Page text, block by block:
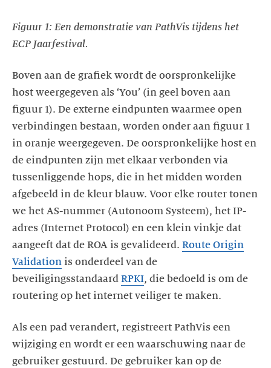
Figuur 1: Een demonstratie van PathVis tijdens het
ECP Jaarfestival.
Boven aan de grafiek wordt de oorspronkelijke
host weergegeven als ‘You’ (in geel boven aan
figuur 1). De externe eindpunten waarmee open
verbindingen bestaan, worden onder aan figuur 1
in oranje weergegeven. De oorspronkelijke host en
de eindpunten zijn met elkaar verbonden via
tussenliggende hops, die in het midden worden
afgebeeld in de kleur blauw. Voor elke router tonen
we het AS-nummer (Autonoom Systeem), het IP-
adres (Internet Protocol) en een klein vinkje dat
aangeeft dat de ROA is gevalideerd. Route Origin
Validation is onderdeel van de
beveiligingsstandaard RPKI, die bedoeld is om de
routering op het internet veiliger te maken.
Als een pad verandert, registreert PathVis een
wijziging en wordt er een waarschuwing naar de
gebruiker gestuurd. De gebruiker kan op de